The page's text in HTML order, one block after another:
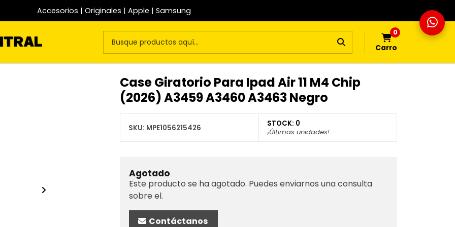
Accesorios | Originales | Apple | Samsung
0
Carro
Case Giratorio Para Ipad Air 11 M4 Chip
(2026) A3459 A3460 A3463 Negro
SKU: MPE1056215426 STOCK: 0
¡Últimas unidades!
Agotado
Este producto se ha agotado. Puedes enviarnos una consulta
sobre el.
Contáctanos